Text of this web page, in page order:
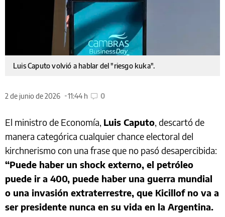
Luis Caputo volvió a hablar del "riesgo kuka".
2 de junio de 2026 11:44 h 0
El ministro de Economía, Luis Caputo, descartó de
manera categórica cualquier chance electoral del
kirchnerismo con una frase que no pasó desapercibida:
“Puede haber un shock externo, el petróleo
puede ir a 400, puede haber una guerra mundial
o una invasión extraterrestre, que Kicillof no va a
ser presidente nunca en su vida en la Argentina.